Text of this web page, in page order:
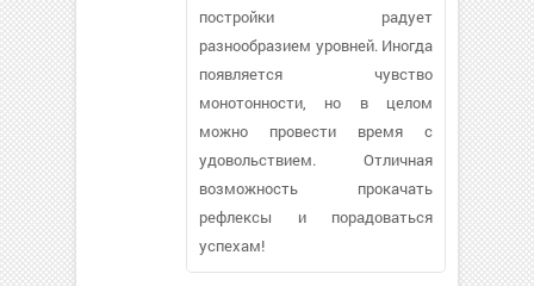
постройки радует
разнообразием уровней. Иногда
появляется чувство
монотонности, но в целом
можно провести время с
удовольствием. Отличная
возможность прокачать
рефлексы и порадоваться
успехам!